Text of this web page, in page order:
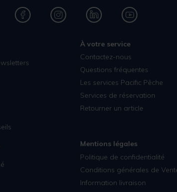
À votre service
Contactez-nous
Questions fréquentes
Les services Pacific Pêche
Services de réservation
Retourner un article
Mentions légales
Politique de confidentialité
Conditions générales de
Information livraison